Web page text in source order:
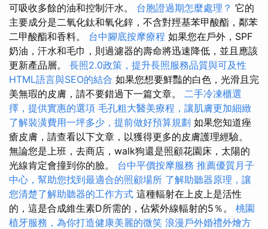
可吸收多餘的油和控制汗水。 台胞證過期怎麼處理？ 它的
主要成分是二氧化鈦和氧化鋅，不含對羥基苯甲酸酯，鄰苯
二甲酸酯和香料。 台中腳底按摩療程 如果您在戶外，SPF
奶油，汗水和毛巾，則過濾器的壽命將迅速降低，並且應該
更新產品層。 長照2.0政策，提升長照服務品質與可及性
HTML語言與SEO的結合 如果您想要鮮豔的白色，光滑且完
美無瑕的皮膚，請不要錯過下一篇文章。 二手冷凍櫃選
擇，提供實惠的選項 毛孔粗大醫美療程，讓肌膚更加細緻
了解裝潢費用一坪多少，提前做好預算規劃 如果您知道痤
瘡皮膚，請查看以下文章，以獲得更多的皮膚護理經驗。
無論您是上班，去商店，walk狗還是照顧花園床，太陽的
光線肯定會撞到你的臉。 台中平價按摩服務 推薦優質月子
中心，幫助您找到最適合的照顧場所 了解助聽器原理，讓
您清楚了解助聽器的工作方式 這種輻射在上皮上是活性
的，這是合成維生素D所需的，佔紫外線輻射的5％。 桃園
植牙服務，為你打造健康美麗的微笑 浪漫戶外婚禮外燴方